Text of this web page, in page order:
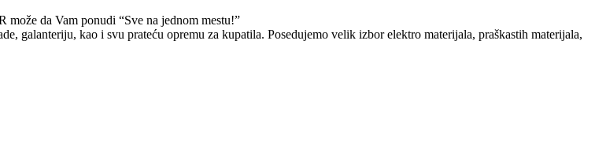
da Vam ponudi “Sve na jednom mestu!”
galanteriju, kao i svu prateću opremu za kupatila. Posedujemo velik izbor elektro materijala, praškastih materijala,